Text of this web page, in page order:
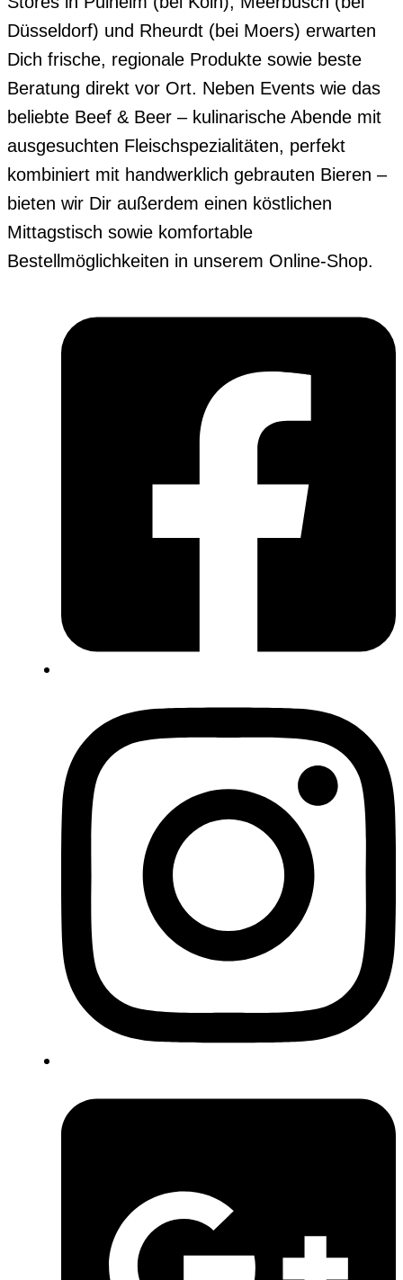
Düsseldorf) und Rheurdt (bei Moers) erwarten
Dich frische, regionale Produkte sowie beste
Beratung direkt vor Ort. Neben Events wie das
beliebte Beef & Beer – kulinarische Abende mit
ausgesuchten Fleischspezialitäten, perfekt
kombiniert mit handwerklich gebrauten Bieren –
bieten wir Dir außerdem einen köstlichen
Mittagstisch sowie komfortable
Bestellmöglichkeiten in unserem Online-Shop.